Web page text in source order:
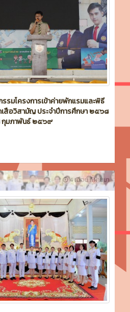
รรมโครงการเข้าค่ายพักแรมและพิธี
เสือวิสามัญ ประจำปีการศึกษา ๒๕๖๘
กุมภาพันธ์ ๒๕๖๙
4 เดือน ที่ผ่านมา